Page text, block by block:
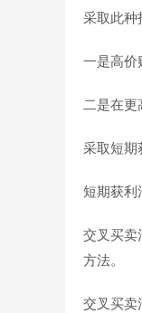
采取此种
一是高价
二是在
采取短期
短期获利
交叉买卖
方法。
交叉买卖